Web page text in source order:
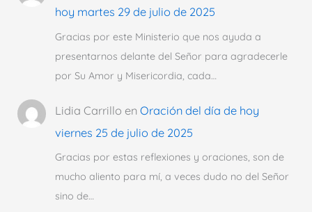
hoy martes 29 de julio de 2025
Gracias por este Ministerio que nos ayuda a
presentarnos delante del Señor para agradecerle
por Su Amor y Misericordia, cada…
Lidia Carrillo en Oración del día de hoy
viernes 25 de julio de 2025
Gracias por estas reflexiones y oraciones, son de
mucho aliento para mí, a veces dudo no del Señor
sino de…